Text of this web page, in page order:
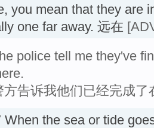
you mean that they are
one far away. 远在
police tell me they've
方告诉我他们已经完成了
When the sea or tide